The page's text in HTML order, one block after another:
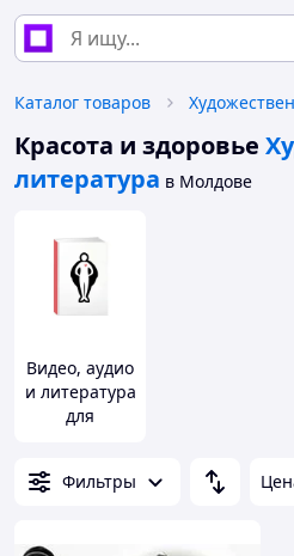
Каталог товаров
Красота и здоровье
литература в Молдове
Видео, аудио
и литература
для
Фильтры